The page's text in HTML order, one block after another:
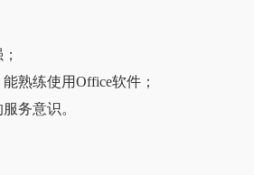
熟练使用Office软件；
务意识。